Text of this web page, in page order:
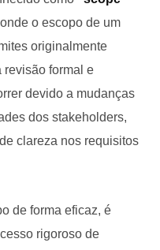
o escopo de um
originalmente
revisão formal e
devido a mudanças
dos stakeholders,
clareza nos requisitos
de forma eficaz, é
rigoroso de